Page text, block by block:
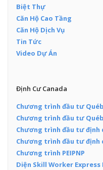
Biệt Thự
Căn Hộ Cao Tầng
Căn Hộ Dịch Vụ
Tin Tức
Video Dự Án
Định Cư Canada
Chương trình đầu tư
Chương trình đầu tư
Chương trình đầu tư định
Chương trình đầu tư định
Chương trình PEIPNP
Diện Skill Worker Express